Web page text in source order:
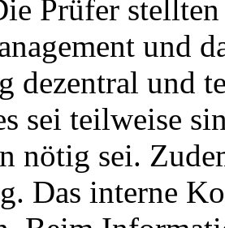
Prüfer stellten
und
dezentral und
sei teilweise
nötig sei.
Das interne